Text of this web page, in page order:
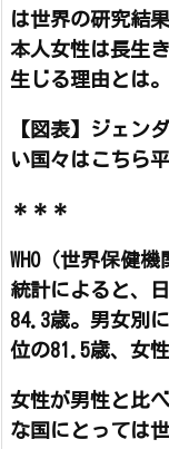
は世界の研究結
本人女性は長生
生じる理由とは。
【図表】ジェン
い国々はこちら
＊＊＊
WHO（世界保健
統計によると、
84.3歳。男女別
位の81.5歳、女
女性が男性と比
な国にとっては